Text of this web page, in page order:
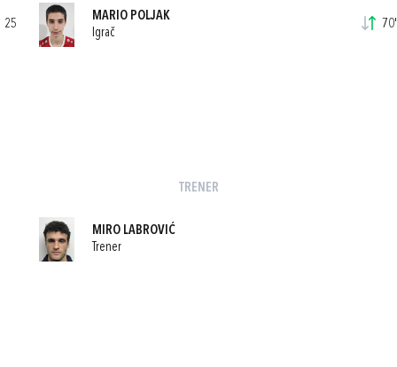
25
MARIO POLJAK
Igrač
70'
TRENER
MIRO LABROVIĆ
Trener